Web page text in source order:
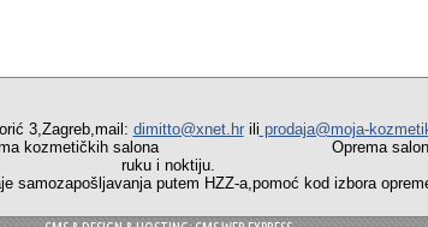
3,Zagreb,mail: dimitto@xnet.hrili prodaja@moja-
kozmetičkih salona Oprema salona
ruku i noktiju.
putem HZZ-a,pomoć kod izbora